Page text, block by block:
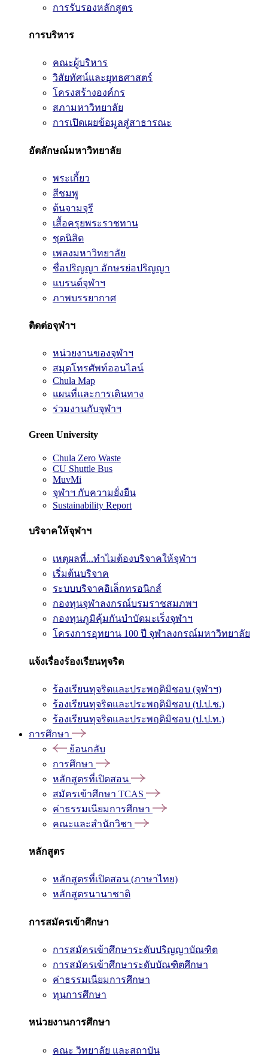
การรับรองหลักสูตร
การบริหาร
คณะผู้บริหาร
วิสัยทัศน์และยุทธศาสตร์
โครงสร้างองค์กร
สภามหาวิทยาลัย
การเปิดเผยข้อมูลสู่สาธารณะ
อัตลักษณ์มหาวิทยาลัย
พระเกี้ยว
สีชมพู
ต้นจามจุรี
เสื้อครุยพระราชทาน
ชุดนิสิต
เพลงมหาวิทยาลัย
ชื่อปริญญา อักษรย่อปริญญา
แบรนด์จุฬาฯ
ภาพบรรยากาศ
ติดต่อจุฬาฯ
หน่วยงานของจุฬาฯ
สมุดโทรศัพท์ออนไลน์
Chula Map
แผนที่และการเดินทาง
ร่วมงานกับจุฬาฯ
Green University
Chula Zero Waste
CU Shuttle Bus
MuvMi
จุฬาฯ กับความยั่งยืน
Sustainability Report
บริจาคให้จุฬาฯ
เหตุผลที่...ทำไมต้องบริจาคให้จุฬาฯ
เริ่มต้นบริจาค
ระบบบริจาคอิเล็กทรอนิกส์
กองทุนจุฬาลงกรณ์บรมราชสมภพฯ
กองทุนภูมิคุ้มกันบำบัดมะเร็งจุฬาฯ
โครงการอุทยาน 100 ปี จุฬาลงกรณ์มหาวิทยาลัย
แจ้งเรื่องร้องเรียนทุจริต
ร้องเรียนทุจริตและประพฤติมิชอบ (จุฬาฯ)
ร้องเรียนทุจริตและประพฤติมิชอบ (ป.ป.ช.)
ร้องเรียนทุจริตและประพฤติมิชอบ (ป.ป.ท.)
การศึกษา
ย้อนกลับ
การศึกษา
หลักสูตรที่เปิดสอน
สมัครเข้าศึกษา TCAS
ค่าธรรมเนียมการศึกษา
คณะและสำนักวิชา
หลักสูตร
หลักสูตรที่เปิดสอน (ภาษาไทย)
หลักสูตรนานาชาติ
การสมัครเข้าศึกษา
การสมัครเข้าศึกษาระดับปริญญาบัณฑิต
การสมัครเข้าศึกษาระดับบัณฑิตศึกษา
ค่าธรรมเนียมการศึกษา
ทุนการศึกษา
หน่วยงานการศึกษา
คณะ วิทยาลัย และสถาบัน